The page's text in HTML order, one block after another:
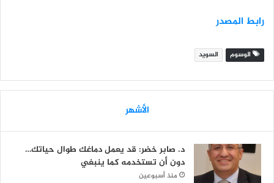
رابط المصدر
الوسوم السويد
الأشهر
د. صابر خضر: قد يعمل دماغك طوال حياتك…
دون أن تستخدمه كما ينبغي
منذ أسبوعين